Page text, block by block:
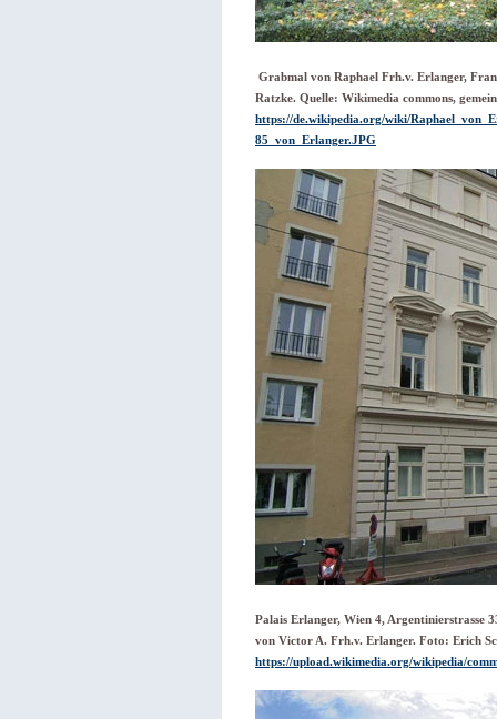
Grabmal von Raphael Frh.v. Erlanger,
Ratzke. Quelle: Wikimedia commons,
https://de.wikipedia.org/wiki/
85_von_Erlanger.JPG
Palais Erlanger, Wien 4, Argentinierstrasse
von Victor A. Frh.v. Erlanger. Foto: Erich
https://upload.wikimedia.org/wikipedia/